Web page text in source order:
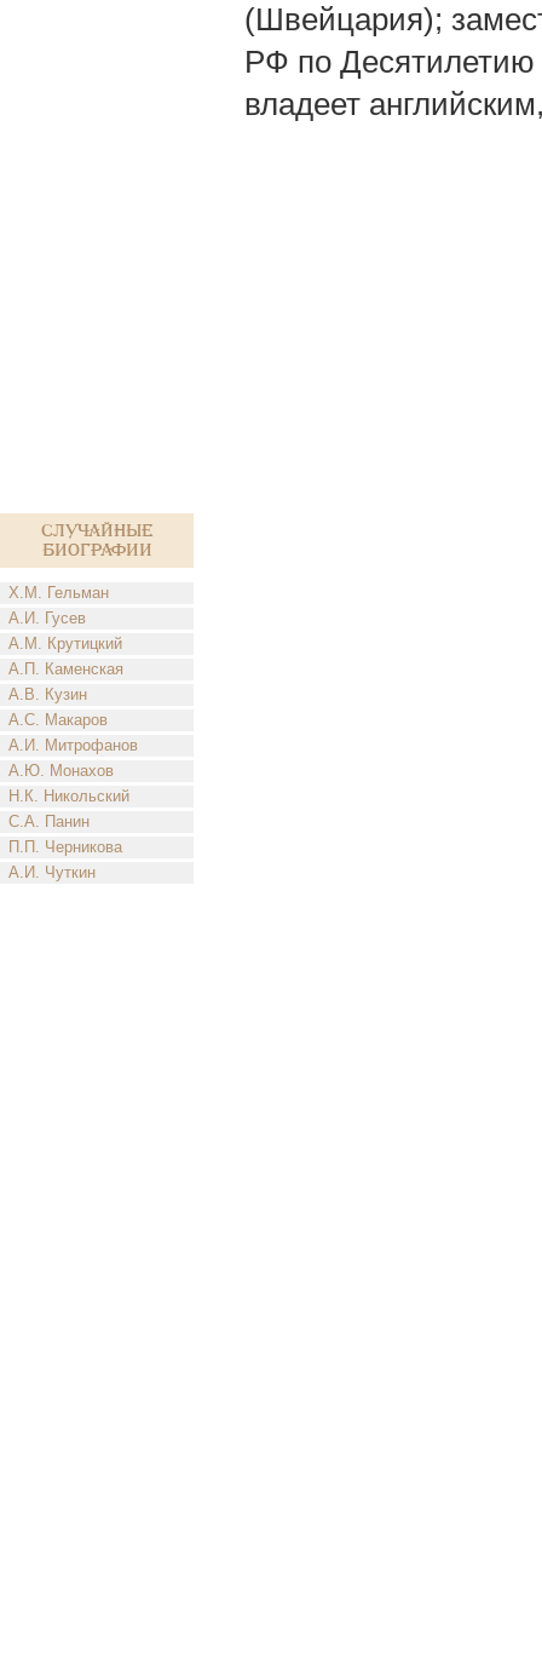
Случайные
биографии
Х.М. Гельман
А.И. Гусев
А.М. Крутицкий
А.П. Каменская
А.В. Кузин
А.С. Макаров
А.И. Митрофанов
А.Ю. Монахов
Н.К. Никольский
С.А. Панин
П.П. Черникова
А.И. Чуткин
(Швейцария);
РФ по Десятилетию
владеет